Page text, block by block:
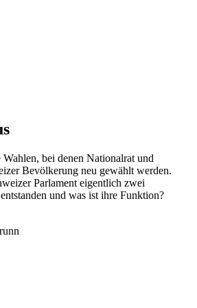
bei denen Nationalrat und
Bevölkerung neu gewählt werden.
Parlament eigentlich zwei
und was ist ihre Funktion?